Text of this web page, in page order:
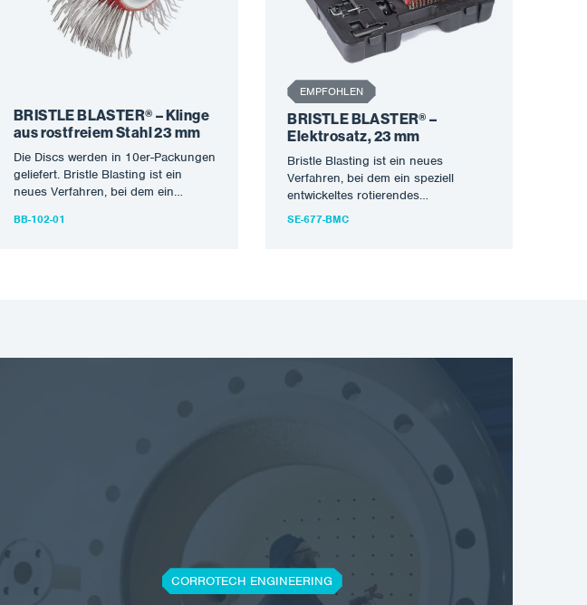
BRISTLE BLASTER® – Klinge
aus rostfreiem Stahl 23 mm
Die Discs werden in 10er-Packungen
geliefert. Bristle Blasting ist ein
neues Verfahren, bei dem ein
Borstenwerkzeug eingesetzt…
BB-102-01
EMPFOHLEN
BRISTLE BLASTER® –
Elektrosatz, 23 mm
Bristle Blasting ist ein neues
Verfahren, bei dem ein speziell
entwickeltes rotierendes
Borstenwerkzeug eingesetzt wird,
SE-677-BMC
CORROTECH ENGINEERING